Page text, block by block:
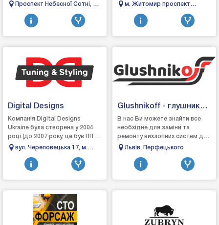
одній зручній платформі. Ми
спростити по...
Проспект Небесної Сотні, 2А,
Одеса
сервіс – це надійний магазин у
автовласник зна...
м. Житомир проспект
Незалежності 13
Digital Designs
Компанія Digital Designs
Ukraine була створена у 2004
році (до 2007 року, це був ПП –
роздрібна торгівля
аксесуарами для тюнінг...
вул. Череповецька 17, м.
Чернівці
Glushnikoff - глушники
Львів
В нас Ви можете знайти все
необхідне для заміни та
ремонту вихлопних систем до
автомобілів: Глушники
Прокладки Гофри Тримач...
Львів, Перфецького